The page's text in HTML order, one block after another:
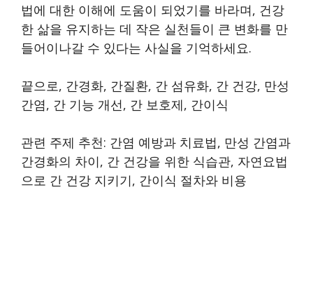
법에 대한 이해에 도움이 되었기를 바라며, 건강
한 삶을 유지하는 데 작은 실천들이 큰 변화를 만
들어이나갈 수 있다는 사실을 기억하세요.
끝으로, 간경화, 간질환, 간 섬유화, 간 건강, 만성
간염, 간 기능 개선, 간 보호제, 간이식
관련 주제 추천: 간염 예방과 치료법, 만성 간염과
간경화의 차이, 간 건강을 위한 식습관, 자연요법
으로 간 건강 지키기, 간이식 절차와 비용